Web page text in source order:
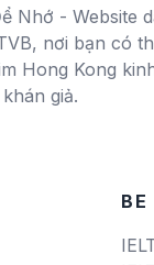
Nhớ - Website
nơi bạn có
Hong Kong
giả.
BE